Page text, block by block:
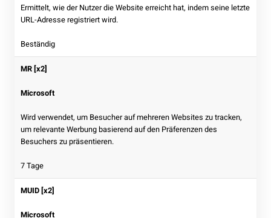
Ermittelt, wie der Nutzer die Website erreicht hat, indem seine letzte
URL-Adresse registriert wird.
Beständig
MR [x2]
Microsoft
Wird verwendet, um Besucher auf mehreren Websites zu tracken,
um relevante Werbung basierend auf den Präferenzen des
Besuchers zu präsentieren.
7 Tage
MUID [x2]
Microsoft